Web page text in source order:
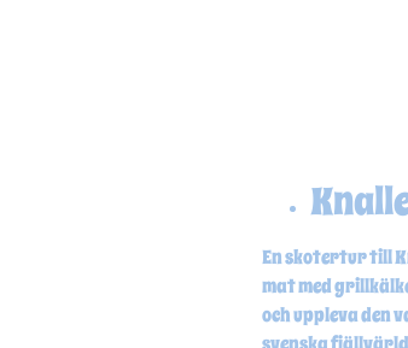
En skotertur till
mat med
och uppleva den